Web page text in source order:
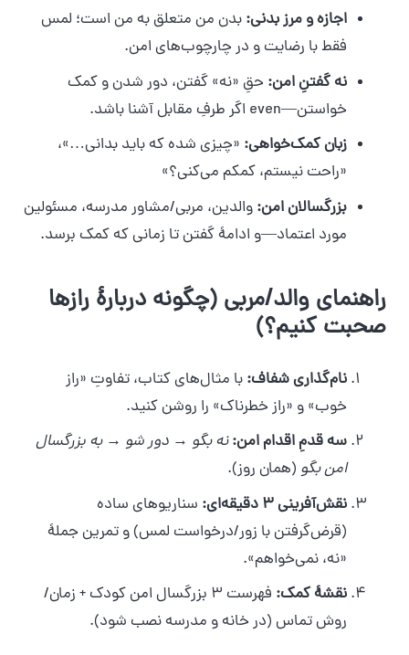
اجازه و مرز بدنی:بدن من متعلق به من است؛ لمس
فقط با رضایت و در چارچوب‌های امن.
نه گفتنِ امن: حقِ «نه» گفتن، دور شدن و کمک
خواستن—even اگر طرفِ مقابل آشنا باشد.
زبان کمک‌خواهی: «چیزی شده که باید بدانی…»،
«راحت نیستم، کمکم می‌کنی؟»
بزرگسالان امن:والدین، مربی/مشاور مدرسه، مسئولین
مورد اعتماد—و ادامهٔ گفتن تا زمانی که کمک برسد.
راهنمای والد/مربی (چگونه دربارهٔ رازها
صحبت کنیم؟)
نام‌گذاری شفاف:با مثال‌های کتاب، تفاوتِ «راز
خوب» و «راز خطرناک» را روشن کنید.
سه قدمِ اقدام امن:نه بگو → دور شو →به بزرگسال
امن بگو(همان روز).
نقش‌آفرینی ۳ دقیقه‌ای:
سناریوهای ساده
(قرض‌گرفتن با زور/درخواست لمس) و تمرین جملهٔ
«نه، نمی‌خواهم».
نقشهٔ کمک:
فهرست ۳ بزرگسال امن کودک + زمان/
روش تماس (در خانه و مدرسه نصب شود).